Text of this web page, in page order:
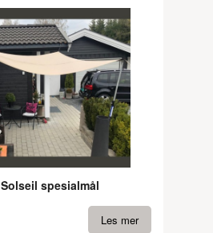
Solseil spesialmål
Les mer